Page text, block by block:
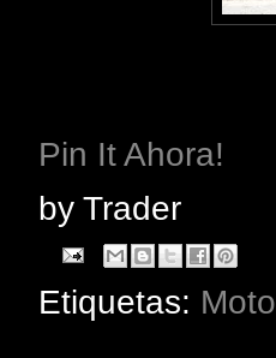
Pin It Ahora!
by Trader
Etiquetas: Moto